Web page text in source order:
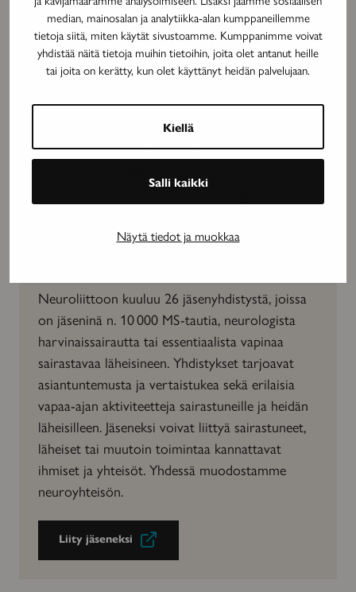
median, mainosalan ja analytiikka-alan kumppaneillemme
tietoja siitä, miten käytät sivustoamme. Kumppanimme voivat
yhdistää näitä tietoja muihin tietoihin, joita olet antanut heille
tai joita on kerätty, kun olet käyttänyt heidän palvelujaan.
Kiellä
Salli kaikki
Näytä tiedot ja muokkaa
Neuroliittoon kuuluu 26 jäsenyhdistystä, joissa
on jäseninä n. 10 000 MS-tautia, neurologista
harvinaissairautta tai essentiaalista vapinaa
sairastavaa läheisineen. Yhdistykset tarjoavat
asiantuntemusta ja vertaistukea sekä erilaisia
vapaa-ajan aktiviteetteja sairastuneille ja heidän
läheisilleen. Jäseneksi voivat liittyä sairastuneet,
läheiset tai muutoin toimintaa kannattavat
ihmiset ja yhteisöt. Yhdessä muodostamme
neuroyhteisön.
Liity jäseneksi